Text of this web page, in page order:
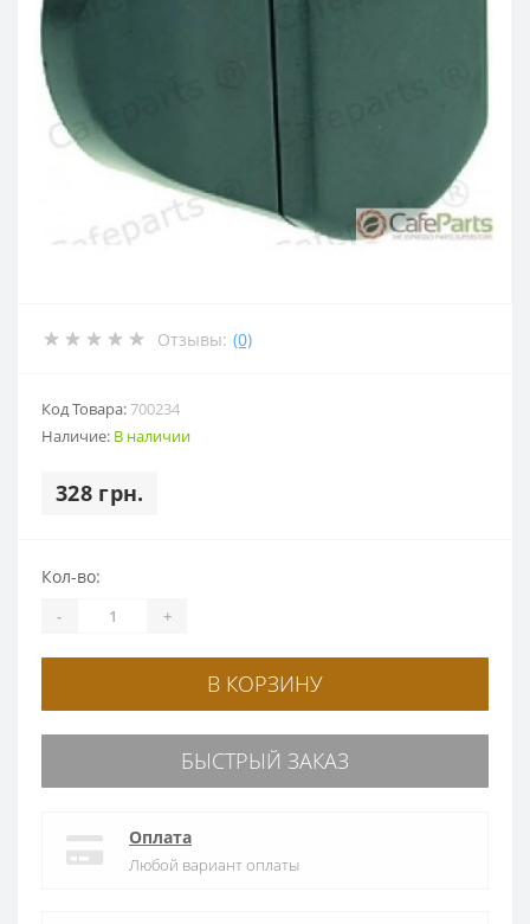
Отзывы: (0)
Код Товара:700234
Наличие: В наличии
328 грн.
Кол-во:
- +
В КОРЗИНУ
БЫСТРЫЙ ЗАКАЗ
Оплата
Любой вариант оплаты